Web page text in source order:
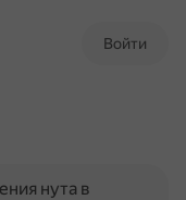
Войти
нута в